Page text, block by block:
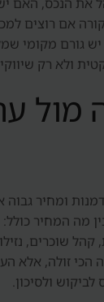
את הנכס, האם
אם רוצים
גורם מקומי
ולא רק
מול
ומחיר גבוה
מה המחיר כולל:
שוכרים,
הכי זולה, אלא
ולסיכון.